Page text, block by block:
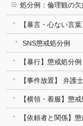
処分例：倫理観の欠
【暴言・心ない言
SNS懲戒処分例
【暴行】懲戒処分例
【事件放置】 弁護
【横領・着服】懲
【依頼者と関係】